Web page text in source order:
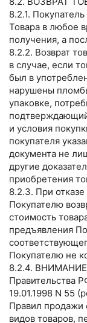
8.2.1. Покупатель
Товара в любое
получения, а
8.2.2. Возврат
в случае, если
был в
нарушены
упаковке,
и условия
покупателя
документа не
другие
приобретения
8.2.3. При
Покупателю
стоимость
предъявления
Покупателю не
8.2.4.
Правительства
19.01.1998 N 55
Правил продажи
видов товаров,